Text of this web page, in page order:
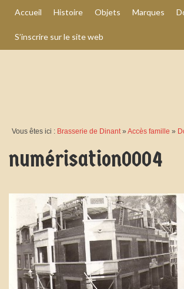
Accueil Histoire Objets Marques
S’inscrire sur le site web
Vous êtes ici : Brasserie de Dinant» Accès famille »
numérisation0004